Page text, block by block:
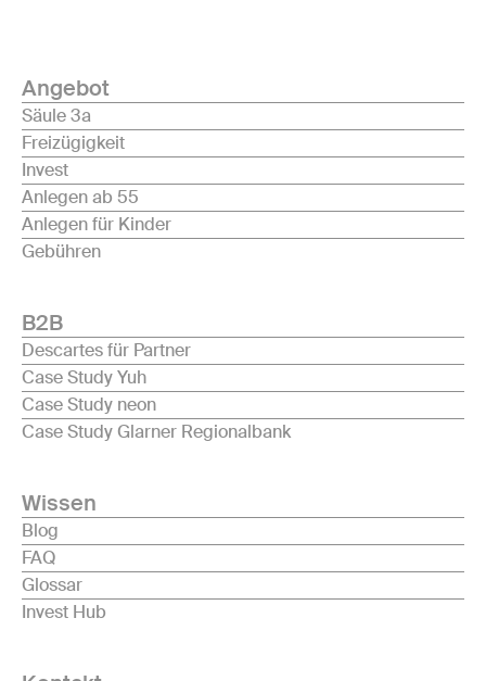
Angebot
Säule 3a
Freizügigkeit
Invest
Anlegen ab 55
Anlegen für Kinder
Gebühren
B2B
Descartes für Partner
Case Study Yuh
Case Study neon
Case Study Glarner Regionalbank
Wissen
Blog
FAQ
Glossar
Invest Hub